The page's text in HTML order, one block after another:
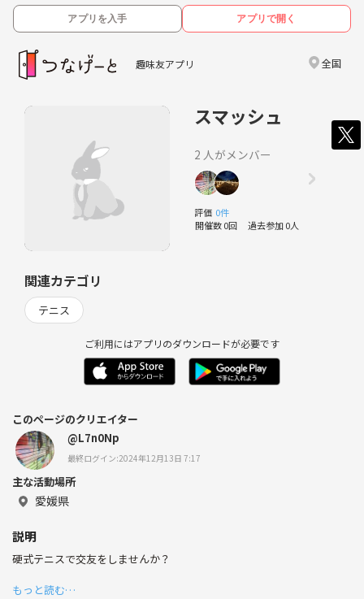
アプリを入手 アプリで開く
趣味友アプリ 全国
スマッシュ
2 人がメンバー
評価 0件
開催数 0回 過去参加 0人
関連カテゴリ
テニス
ご利用にはアプリのダウンロードが必要です
このページのクリエイター
@L7n0Np
最終ログイン:2024年12月13日 7:17
主な活動場所
愛媛県
説明
硬式テニスで交友をしませんか？
もっと読む…